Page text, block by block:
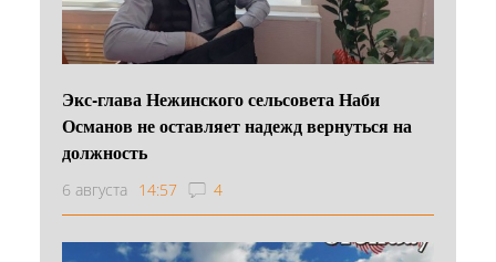
Экс-глава Нежинского сельсовета Наби
Османов не оставляет надежд вернуться на
должность
6 августа 14:57 4